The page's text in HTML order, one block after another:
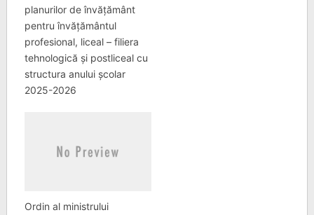
planurilor de învățământ
pentru învățământul
profesional, liceal – filiera
tehnologică și postliceal cu
structura anului școlar
2025-2026
Ordin al ministrului